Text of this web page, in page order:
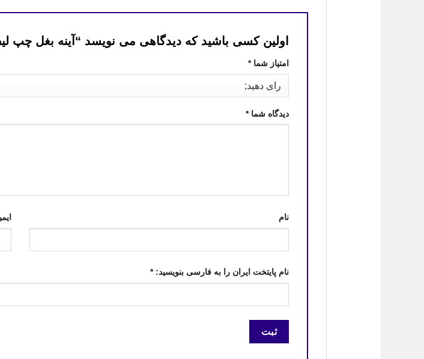
اولین کسی باشید که دیدگاهی می نویسد “آینه بغل چپ لیفان
امتیاز شما*
دیدگاه شما*
نام
نام پایتخت ایران را به فارسی بنویسید:*